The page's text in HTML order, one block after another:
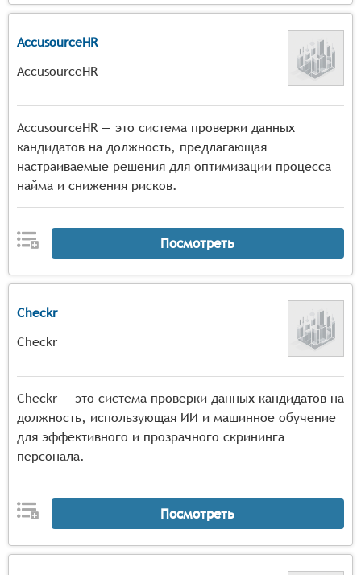
AccusourceHR
AccusourceHR
AccusourceHR — это система проверки данных
кандидатов на должность, предлагающая
настраиваемые решения для оптимизации процесса
найма и снижения рисков.
Посмотреть
Checkr
Checkr
Checkr — это система проверки данных кандидатов на
должность, использующая ИИ и машинное обучение
для эффективного и прозрачного скрининга
персонала.
Посмотреть